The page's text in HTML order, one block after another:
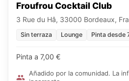
Froufrou Cocktail Club
3 Rue du Hâ, 33000 Bordeaux,
Sin terraza Lounge Pinta desde
Pinta a 7,00 €
Añadido por la comunidad. La